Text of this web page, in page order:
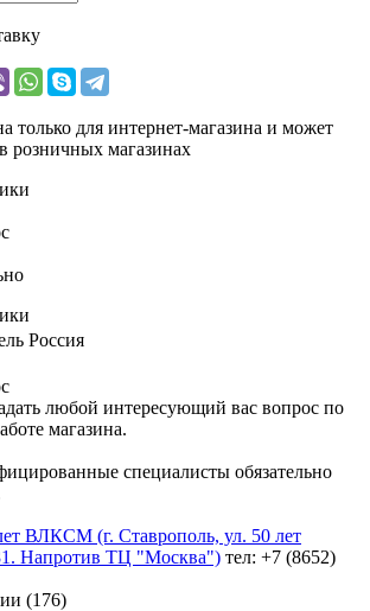
только для интернет-магазина и может
розничных магазинах
Россия
любой интересующий вас вопрос по
магазина.
специалисты обязательно
ВЛКСМ (г. Ставрополь, ул. 50 лет
Напротив ТЦ "Москва") тел: +7 (8652)
(176)